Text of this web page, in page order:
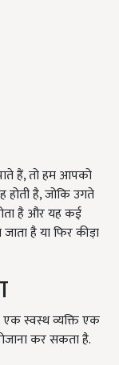
हैं, तो हम आपको
है, जोकि उगते
है और यह कई
है या फिर कीड़ा
स्वस्थ व्यक्ति एक
कर सकता है.